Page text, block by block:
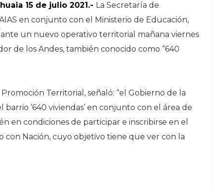
15 de julio 2021.- La Secretaría de
en conjunto con el Ministerio de Educación,
un nuevo operativo territorial mañana viernes
de los Andes, también conocido como “640
Territorial, señaló: “el Gobierno de la
’640 viviendas’ en conjunto con el área de
en condiciones de participar e inscribirse en el
Nación, cuyo objetivo tiene que ver con la